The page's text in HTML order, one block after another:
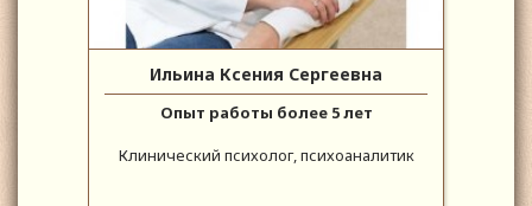
Ильина Ксения Сергеевна
Опыт работы более 5 лет
Клинический психолог, психоаналитик